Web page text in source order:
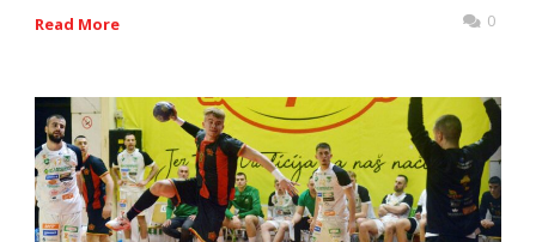
Read More 0